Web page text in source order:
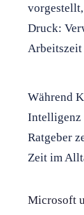
Druck:
Arbeitszeit
Während
Intelligenz
Ratgeber
Zeit im
Microsoft